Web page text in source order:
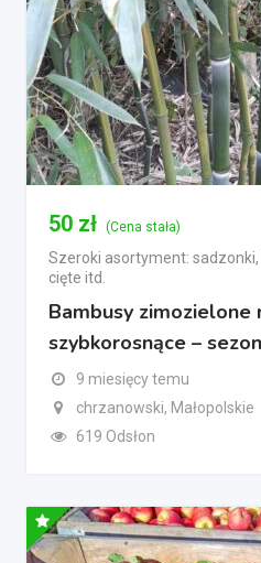
50 zł (Cena stała)
Szeroki asortyment:
cięte itd.
Bambusy zimozielone
szybkorosnące –
9 miesięcy temu
chrzanowski, Małopolskie
619 Odsłon